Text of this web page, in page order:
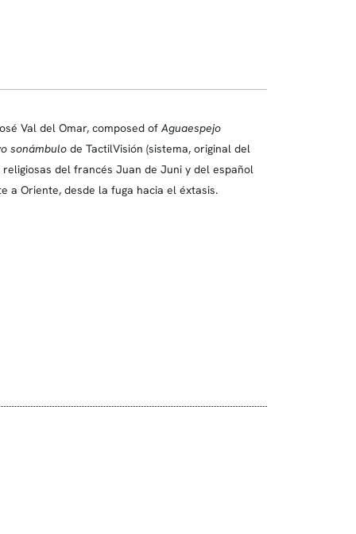
Val del Omar, composed of Aguaespejo
sonámbulo de TactilVisión (sistema, original del
del francés Juan de Juni y del español
a Oriente, desde la fuga hacia el éxtasis.